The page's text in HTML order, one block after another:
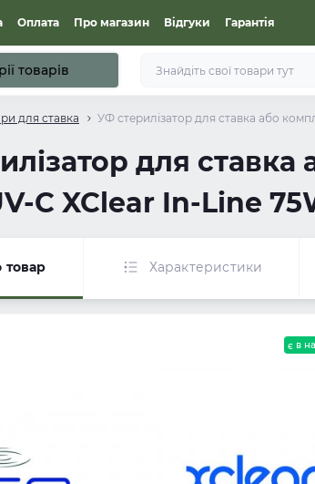
Оплата Про магазин Відгуки Гарантія
товарів
для ставка УФ стерилізатор для ставка або
для ставка
C XClear In-Line
товар Характеристики
є в